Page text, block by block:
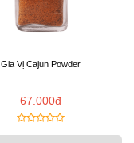
Gia Vị Cajun Powder
67.000đ